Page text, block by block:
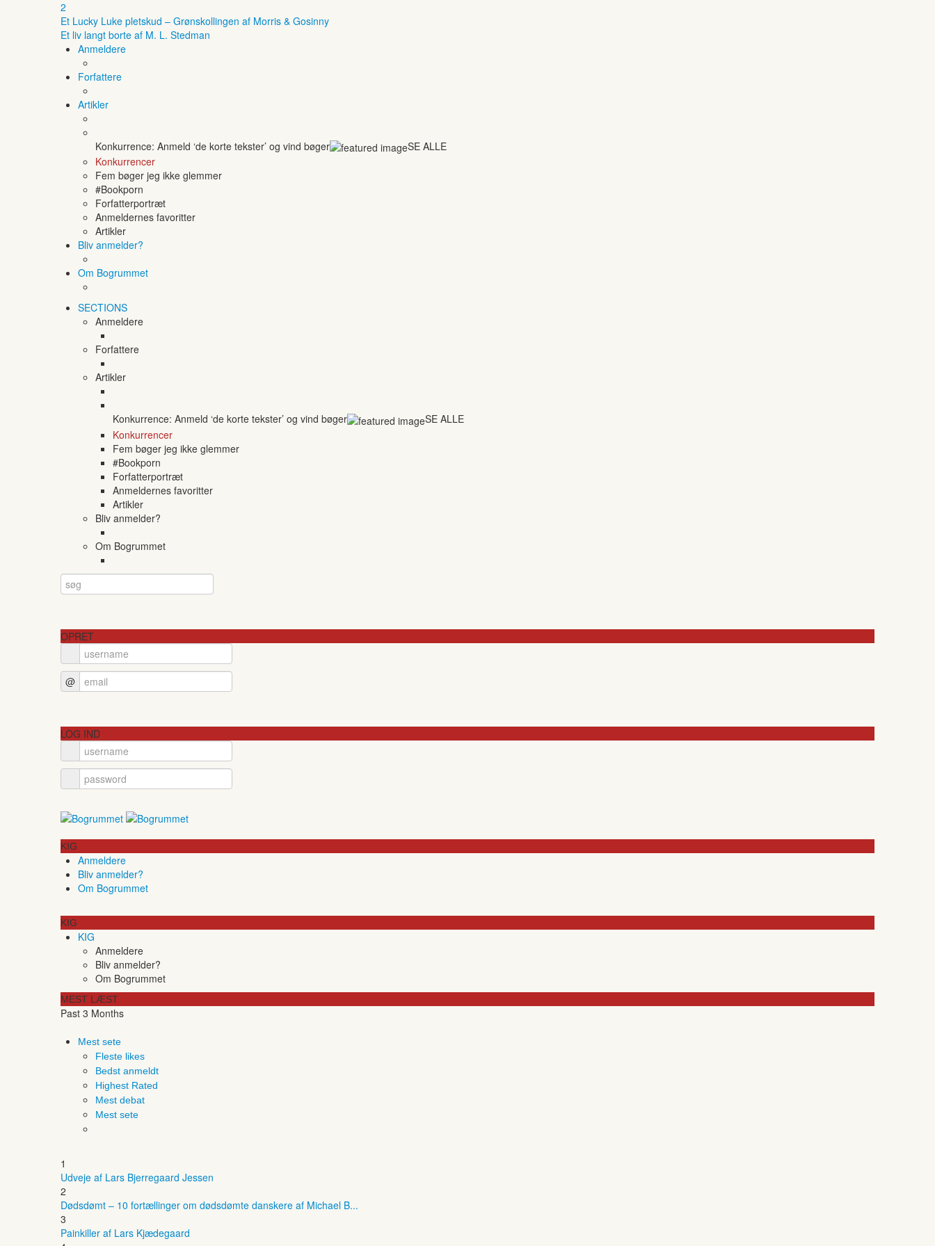
2
Et Lucky Luke pletskud – Grønskollingen af Morris & Gosinny
Et liv langt borte af M. L. Stedman
Anmeldere
Forfattere
Artikler
Konkurrence: Anmeld ‘de korte tekster’ og vind bøger
SE ALLE
Konkurrencer
Fem bøger jeg ikke glemmer
#Bookporn
Forfatterportræt
Anmeldernes favoritter
Artikler
Bliv anmelder?
Om Bogrummet
SECTIONS
Anmeldere
Forfattere
Artikler
Konkurrence: Anmeld ‘de korte tekster’ og vind bøger
SE ALLE
Konkurrencer
Fem bøger jeg ikke glemmer
#Bookporn
Forfatterportræt
Anmeldernes favoritter
Artikler
Bliv anmelder?
Om Bogrummet
OPRET
@
LOG IND
KIG
Anmeldere
Bliv anmelder?
Om Bogrummet
KIG
KIG
Anmeldere
Bliv anmelder?
Om Bogrummet
MEST LÆST
Past 3 Months
Mest sete
Fleste likes
Bedst anmeldt
Highest Rated
Mest debat
Mest sete
1
Udveje af Lars Bjerregaard Jessen
2
Dødsdømt – 10 fortællinger om dødsdømte danskere af Michael B...
3
Painkiller af Lars Kjædegaard